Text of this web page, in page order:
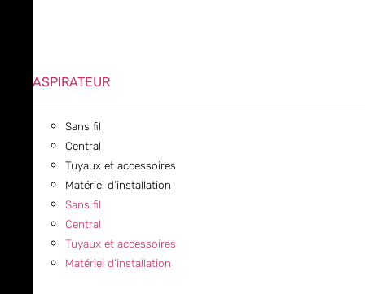
ASPIRATEUR
Sans fil
Central
Tuyaux et accessoires
Matériel d’installation
Sans fil
Central
Tuyaux et accessoires
Matériel d’installation